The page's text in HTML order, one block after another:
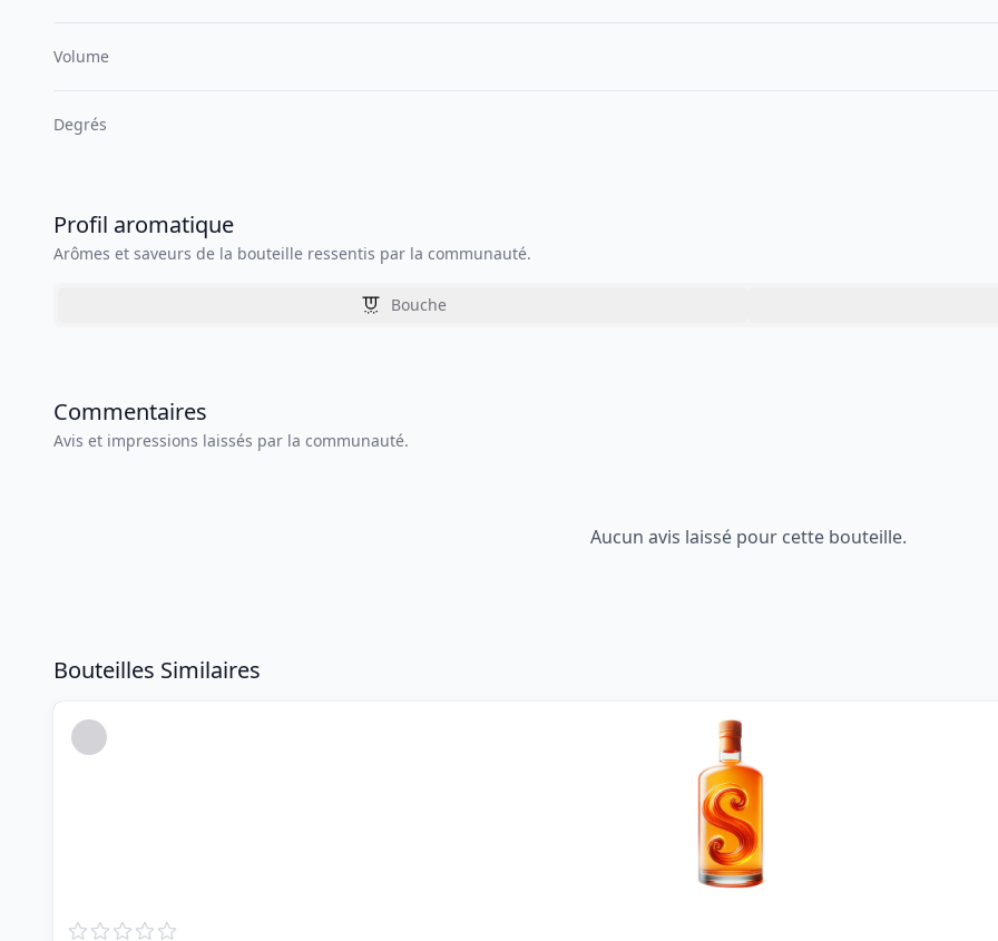
Volume
Degrés
Profil aromatique
Arômes et saveurs de la bouteille ressentis par la communauté.
Bouche
Commentaires
Avis et impressions laissés par la communauté.
Aucun avis laissé pour cette bouteille.
Bouteilles Similaires